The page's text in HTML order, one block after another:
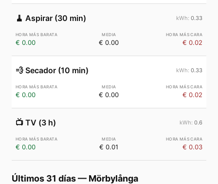
🧹 Aspirar (30 min) 0.33
€ 0.00 € 0.00 € 0.02
💨 Secador (10 min) 0.33
€ 0.00 € 0.00 € 0.02
📺 TV (3 h) 0.6
€ 0.00 € 0.01 € 0.03
Últimos 31 días— Mörbylånga